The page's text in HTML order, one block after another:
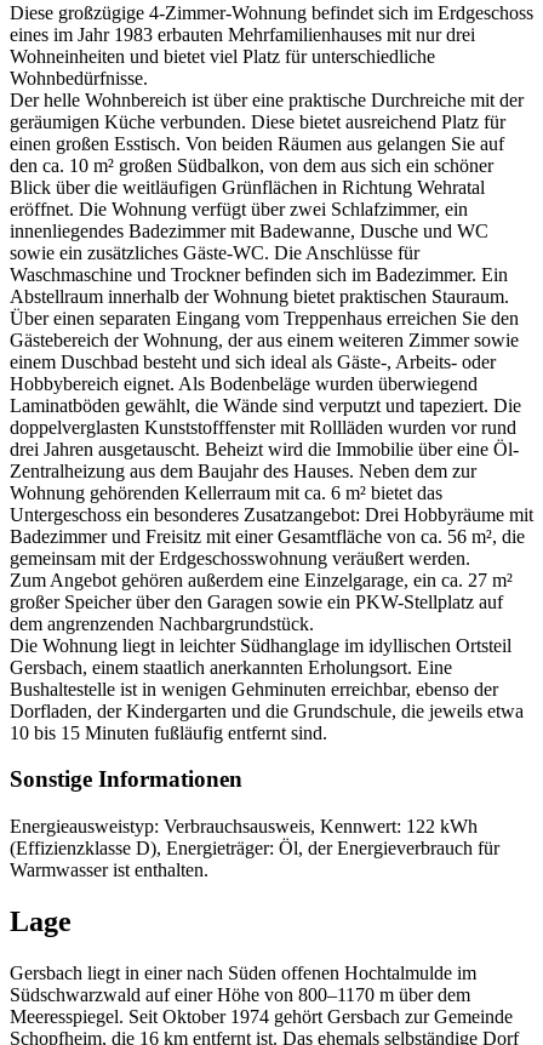
Diese großzügige 4-Zimmer-Wohnung befindet sich im Erdgeschoss
eines im Jahr 1983 erbauten Mehrfamilienhauses mit nur drei
Wohneinheiten und bietet viel Platz für unterschiedliche
Wohnbedürfnisse.
Der helle Wohnbereich ist über eine praktische Durchreiche mit der
geräumigen Küche verbunden. Diese bietet ausreichend Platz für
einen großen Esstisch. Von beiden Räumen aus gelangen Sie auf
den ca. 10 m² großen Südbalkon, von dem aus sich ein schöner
Blick über die weitläufigen Grünflächen in Richtung Wehratal
eröffnet. Die Wohnung verfügt über zwei Schlafzimmer, ein
innenliegendes Badezimmer mit Badewanne, Dusche und WC
sowie ein zusätzliches Gäste-WC. Die Anschlüsse für
Waschmaschine und Trockner befinden sich im Badezimmer. Ein
Abstellraum innerhalb der Wohnung bietet praktischen Stauraum.
Über einen separaten Eingang vom Treppenhaus erreichen Sie den
Gästebereich der Wohnung, der aus einem weiteren Zimmer sowie
einem Duschbad besteht und sich ideal als Gäste-, Arbeits- oder
Hobbybereich eignet. Als Bodenbeläge wurden überwiegend
Laminatböden gewählt, die Wände sind verputzt und tapeziert. Die
doppelverglasten Kunststofffenster mit Rollläden wurden vor rund
drei Jahren ausgetauscht. Beheizt wird die Immobilie über eine Öl-
Zentralheizung aus dem Baujahr des Hauses. Neben dem zur
Wohnung gehörenden Kellerraum mit ca. 6 m² bietet das
Untergeschoss ein besonderes Zusatzangebot: Drei Hobbyräume mit
Badezimmer und Freisitz mit einer Gesamtfläche von ca. 56 m², die
gemeinsam mit der Erdgeschosswohnung veräußert werden.
Zum Angebot gehören außerdem eine Einzelgarage, ein ca. 27 m²
großer Speicher über den Garagen sowie ein PKW-Stellplatz auf
dem angrenzenden Nachbargrundstück.
Die Wohnung liegt in leichter Südhanglage im idyllischen Ortsteil
Gersbach, einem staatlich anerkannten Erholungsort. Eine
Bushaltestelle ist in wenigen Gehminuten erreichbar, ebenso der
Dorfladen, der Kindergarten und die Grundschule, die jeweils etwa
10 bis 15 Minuten fußläufig entfernt sind.
Sonstige Informationen
Energieausweistyp: Verbrauchsausweis, Kennwert: 122 kWh
(Effizienzklasse D), Energieträger: Öl, der Energieverbrauch für
Warmwasser ist enthalten.
Lage
Gersbach liegt in einer nach Süden offenen Hochtalmulde im
Südschwarzwald auf einer Höhe von 800–1170 m über dem
Meeresspiegel. Seit Oktober 1974 gehört Gersbach zur Gemeinde
Schopfheim, die 16 km entfernt ist. Das ehemals selbständige Dorf